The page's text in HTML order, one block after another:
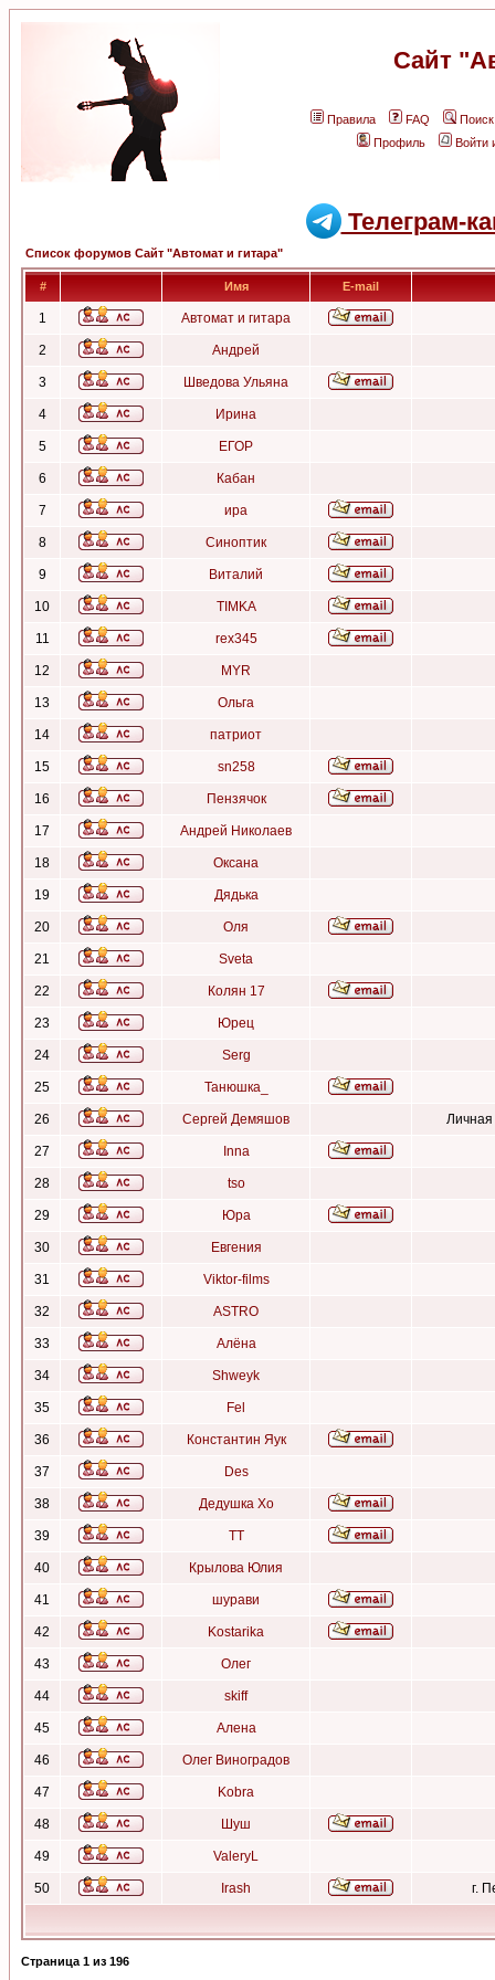
Сайт
Правила FAQ
Поиск
Профиль
Войти
Телеграм-
Список форумов Сайт "Автомат и гитара"
# Имя E-mail
1 Автомат и гитара
2 Андрей
3 Шведова Ульяна
4 Ирина
5 ЕГОР
6 Кабан
7 ира
8 Синоптик
9 Виталий
10 TIMKA
11 rex345
12 MYR
13 Ольга
14 патриот
15 sn258
16 Пензячок
17 Андрей Николаев
18 Оксана
19 Дядька
20 Оля
21 Sveta
22 Колян 17
23 Юрец
24 Serg
25 Танюшка_
26 Сергей Демяшов Личная
27 Inna
28 tso
29 Юра
30 Евгения
31 Viktor-films
32 ASTRO
33 Алёна
34 Shweyk
35 Fel
36 Константин Яук
37 Des
38 Дедушка Хо
39 ТТ
40 Крылова Юлия
41 шурави
42 Kostarika
43 Олег
44 skiff
45 Алена
46 Олег Виноградов
47 Kobra
48 Шуш
49 ValeryL
50 Irash г.
Страница 1 из 196